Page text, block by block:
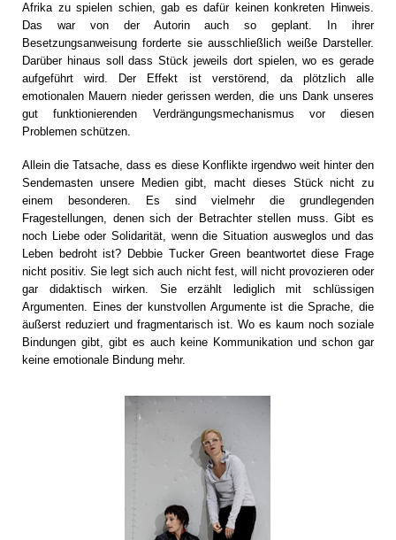
Afrika zu spielen schien, gab es dafür keinen konkreten Hinweis.
Das war von der Autorin auch so geplant. In ihrer
Besetzungsanweisung forderte sie ausschließlich weiße Darsteller.
Darüber hinaus soll dass Stück jeweils dort spielen, wo es gerade
aufgeführt wird. Der Effekt ist verstörend, da plötzlich alle
emotionalen Mauern nieder gerissen werden, die uns Dank unseres
gut funktionierenden Verdrängungsmechanismus vor diesen
Problemen schützen.
Allein die Tatsache, dass es diese Konflikte irgendwo weit hinter den
Sendemasten unsere Medien gibt, macht dieses Stück nicht zu
einem besonderen. Es sind vielmehr die grundlegenden
Fragestellungen, denen sich der Betrachter stellen muss. Gibt es
noch Liebe oder Solidarität, wenn die Situation ausweglos und das
Leben bedroht ist? Debbie Tucker Green beantwortet diese Frage
nicht positiv. Sie legt sich auch nicht fest, will nicht provozieren oder
gar didaktisch wirken. Sie erzählt lediglich mit schlüssigen
Argumenten. Eines der kunstvollen Argumente ist die Sprache, die
äußerst reduziert und fragmentarisch ist. Wo es kaum noch soziale
Bindungen gibt, gibt es auch keine Kommunikation und schon gar
keine emotionale Bindung mehr.